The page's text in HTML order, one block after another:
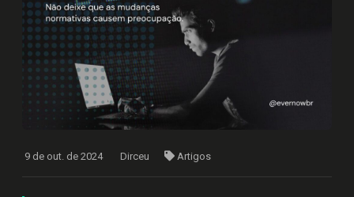
9 de out. de 2024 Dirceu Artigos